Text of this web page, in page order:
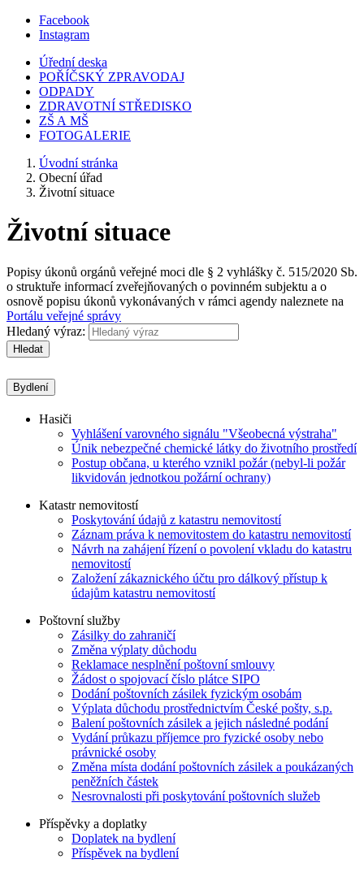
Facebook
Instagram
Úřední deska
POŘÍČSKÝ ZPRAVODAJ
ODPADY
ZDRAVOTNÍ STŘEDISKO
ZŠ A MŠ
FOTOGALERIE
Úvodní stránka
Obecní úřad
Životní situace
Životní situace
Popisy úkonů orgánů veřejné moci dle § 2 vyhlášky č. 515/2020 Sb.
o struktuře informací zveřejňovaných o povinném subjektu a o
osnově popisu úkonů vykonávaných v rámci agendy naleznete na
Portálu veřejné správy
Hledaný výraz:
Hledat
Bydlení
Hasiči
Vyhlášení varovného signálu "Všeobecná výstraha"
Únik nebezpečné chemické látky do životního prostředí
Postup občana, u kterého vznikl požár (nebyl-li požár
likvidován jednotkou požární ochrany)
Katastr nemovitostí
Poskytování údajů z katastru nemovitostí
Záznam práva k nemovitostem do katastru nemovitostí
Návrh na zahájení řízení o povolení vkladu do katastru
nemovitostí
Založení zákaznického účtu pro dálkový přístup k
údajům katastru nemovitostí
Poštovní služby
Zásilky do zahraničí
Změna výplaty důchodu
Reklamace nesplnění poštovní smlouvy
Žádost o spojovací číslo plátce SIPO
Dodání poštovních zásilek fyzickým osobám
Výplata důchodu prostřednictvím České pošty, s.p.
Balení poštovních zásilek a jejich následné podání
Vydání průkazu příjemce pro fyzické osoby nebo
právnické osoby
Změna místa dodání poštovních zásilek a poukázaných
peněžních částek
Nesrovnalosti při poskytování poštovních služeb
Příspěvky a doplatky
Doplatek na bydlení
Příspěvek na bydlení